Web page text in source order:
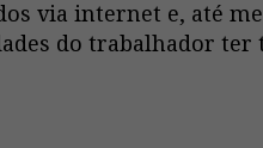
via internet e, até
do trabalhador ter